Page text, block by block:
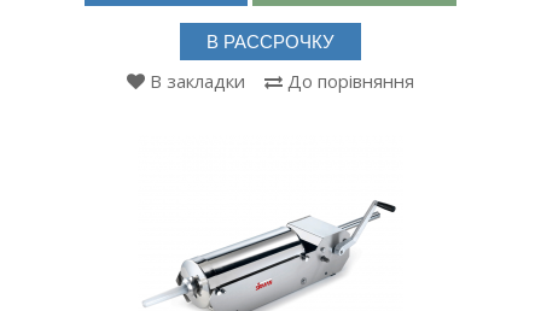
В РАССРОЧКУ
В закладки До порівняння